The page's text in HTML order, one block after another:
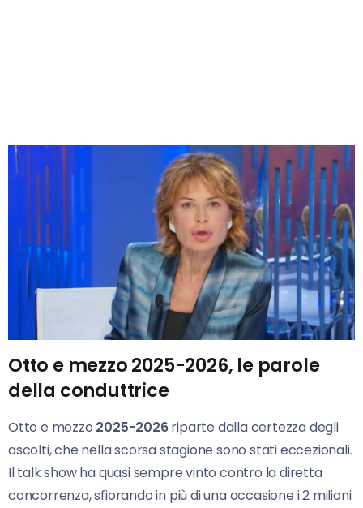
Otto e mezzo 2025-2026, le parole
della conduttrice
Otto e mezzo 2025-2026riparte dalla certezza degli
ascolti, che nella scorsa stagione sono stati eccezionali.
Il talk show ha quasi sempre vinto contro la diretta
concorrenza, sfiorando in più di una occasione i 2 milioni